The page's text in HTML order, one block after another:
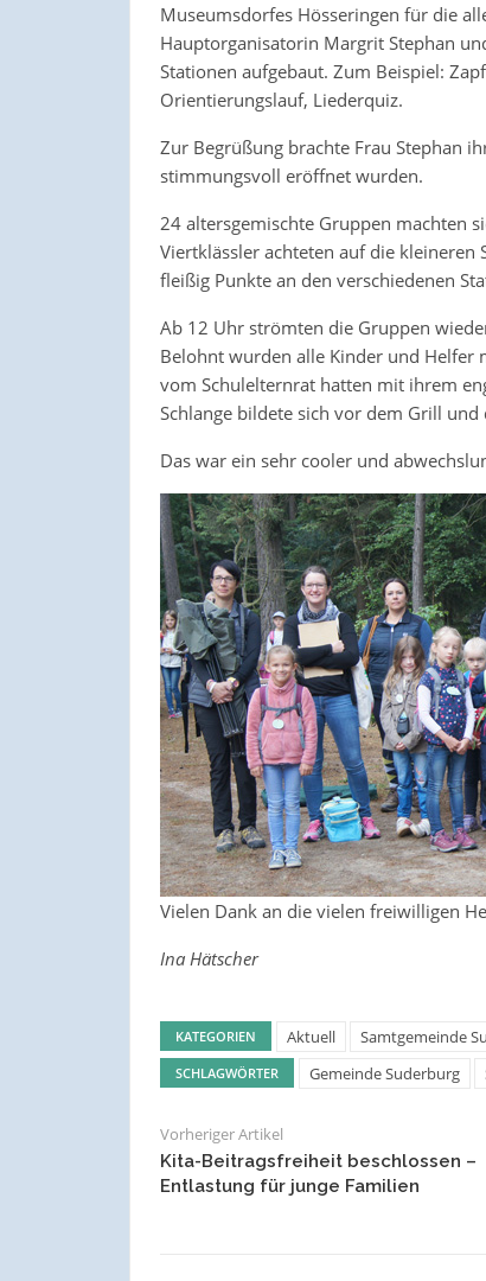
Museumsdorfes Hösseringen für die
Hauptorganisatorin Margrit Stephan
Stationen aufgebaut. Zum Beispiel:
Orientierungslauf, Liederquiz.
Zur Begrüßung brachte Frau Stephan
stimmungsvoll eröffnet wurden.
24 altersgemischte Gruppen machten
Viertklässler achteten auf die kleineren
fleißig Punkte an den verschiedenen
Ab 12 Uhr strömten die Gruppen
Belohnt wurden alle Kinder und Helfer
vom Schulelternrat hatten mit ihrem
Schlange bildete sich vor dem Grill und
Das war ein sehr cooler und
Vielen Dank an die vielen freiwilligen
Ina Hätscher
KATEGORIEN Aktuell Samtgemeinde
SCHLAGWÖRTER Gemeinde Suderburg
Vorheriger Artikel
Kita-Beitragsfreiheit beschlossen –
Entlastung für junge Familien